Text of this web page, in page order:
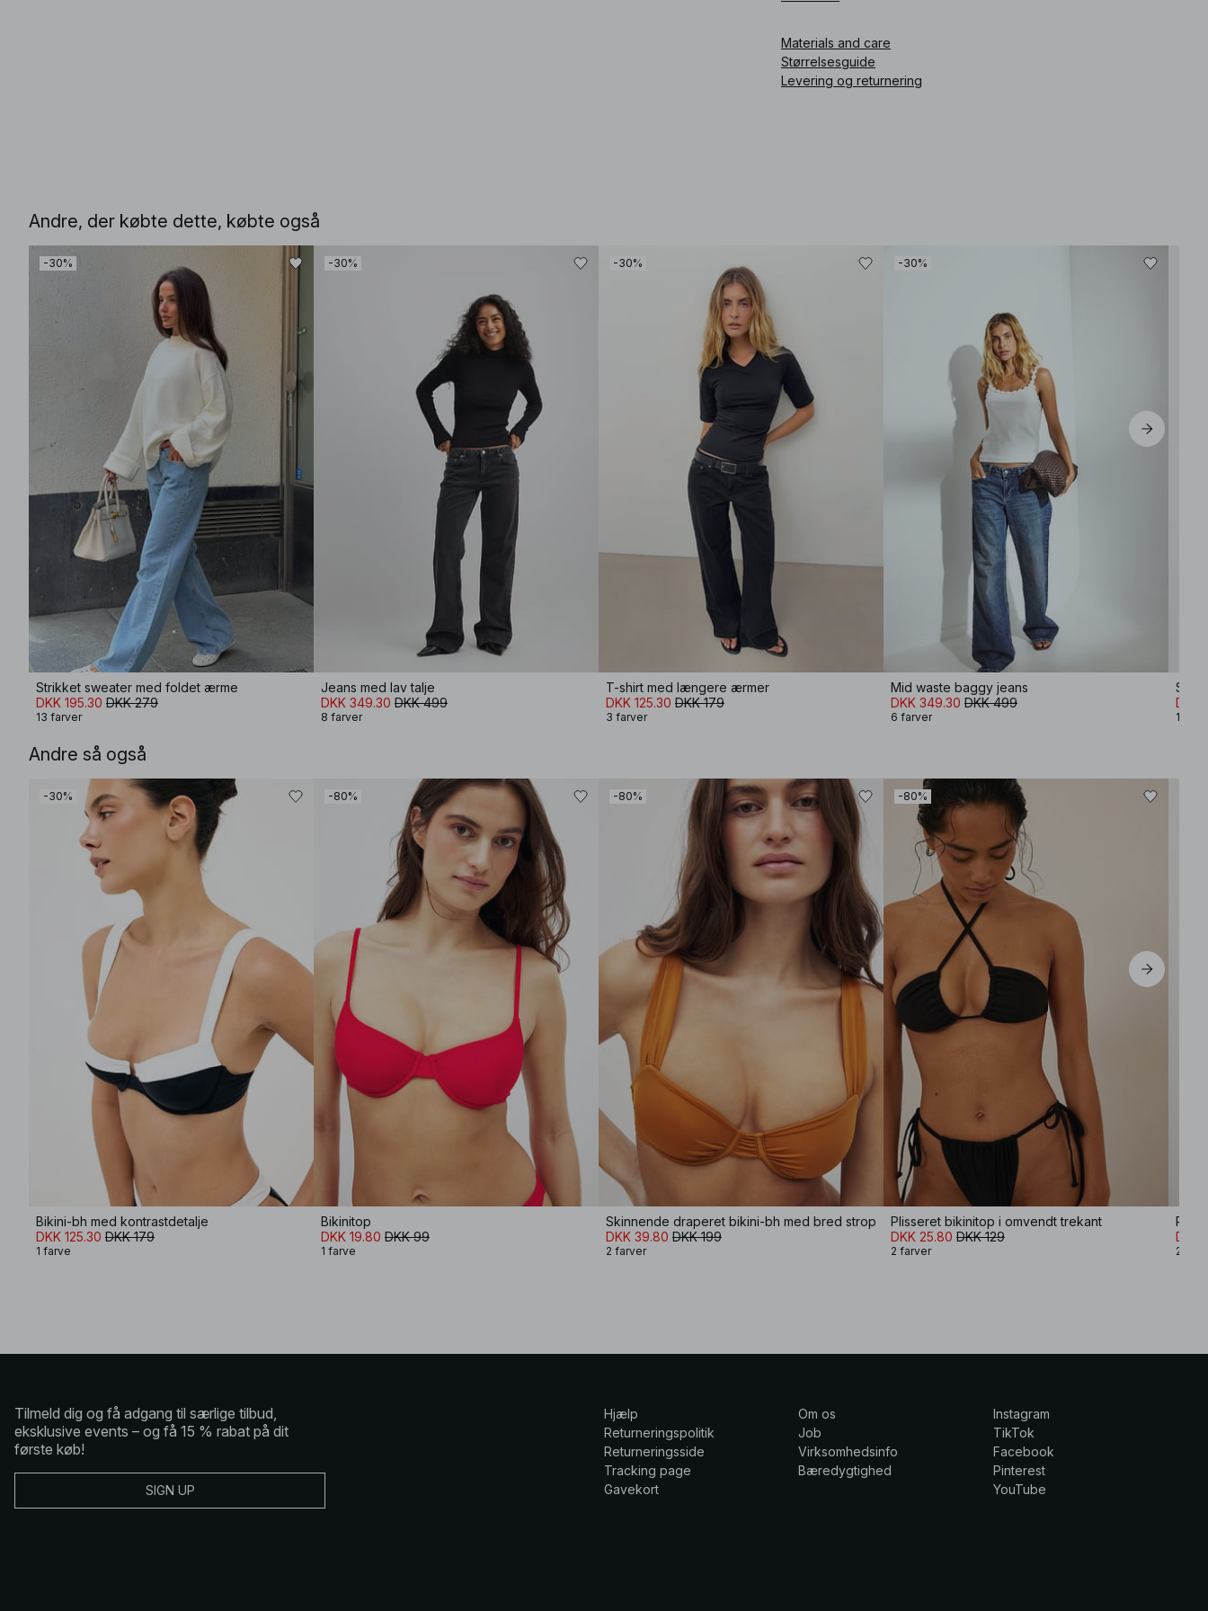
Materials and care
Størrelsesguide
Levering og returnering
Andre, der købte dette, købte også
-30%
Strikket sweater med foldet ærme
DKK 195.30 DKK 279
13 farver
-30%
Jeans med lav talje
DKK 349.30 DKK 499
8 farver
-30%
T-shirt med længere ærmer
DKK 125.30 DKK 179
3 farver
-30%
Mid waste baggy jeans
DKK 349.30 DKK 499
6 farver
DKK
13
Andre så også
-30%
Bikini-bh med kontrastdetalje
DKK 125.30 DKK 179
1 farve
-80%
Bikinitop
DKK 19.80 DKK 99
1 farve
-80%
Skinnende draperet bikini-bh med bred strop
DKK 39.80 DKK 199
2 farver
-80%
Plisseret bikinitop i omvendt trekant
DKK 25.80 DKK 129
2 farver
DKK
2
Tilmeld dig og få adgang til særlige tilbud,
eksklusive events – og få 15 % rabat på dit
første køb!
SIGN UP
Hjælp
Returneringspolitik
Returneringsside
Tracking page
Gavekort
Om os
Job
Virksomhedsinfo
Bæredygtighed
Instagram
TikTok
Facebook
Pinterest
YouTube